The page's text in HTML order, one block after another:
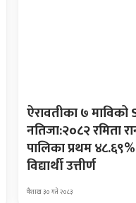
ऐरावतीका ७ माविको
नतिजा:२०८२ रमिता
पालिका प्रथम ४८.६९%
विद्यार्थी उत्तीर्ण
वैशाख ३० गते २०८३